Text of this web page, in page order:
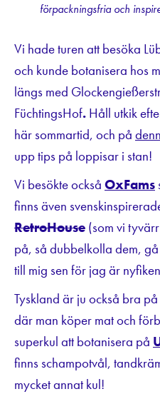
förpackningsfria och
Vi hade turen att besöka
och kunde botanisera hos
längs med
FüchtingsHof. Håll utkik
här sommartid, och på
upp tips på loppisar i stan!
Vi besökte också OxFams
finns även
RetroHouse (som vi
på, så dubbelkolla dem,
till mig sen för jag är
Tyskland är ju också bra
där man köper mat och
superkul att botanisera på
finns schampotvål,
mycket annat kul!